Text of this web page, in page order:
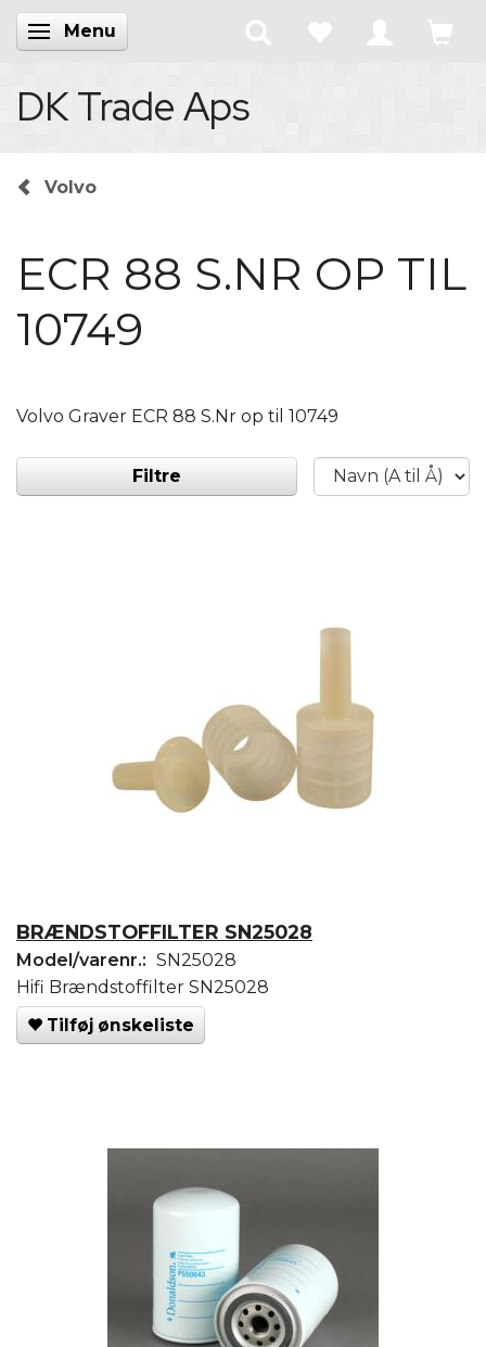
Skifte navigation
Menu
DK Trade Aps
Volvo
ECR 88 S.NR OP TIL
10749
Volvo Graver ECR 88 S.Nr op til 10749
Filtre
BRÆNDSTOFFILTER SN25028
Model/varenr.: SN25028
Hifi Brændstoffilter SN25028
Tilføj ønskeliste